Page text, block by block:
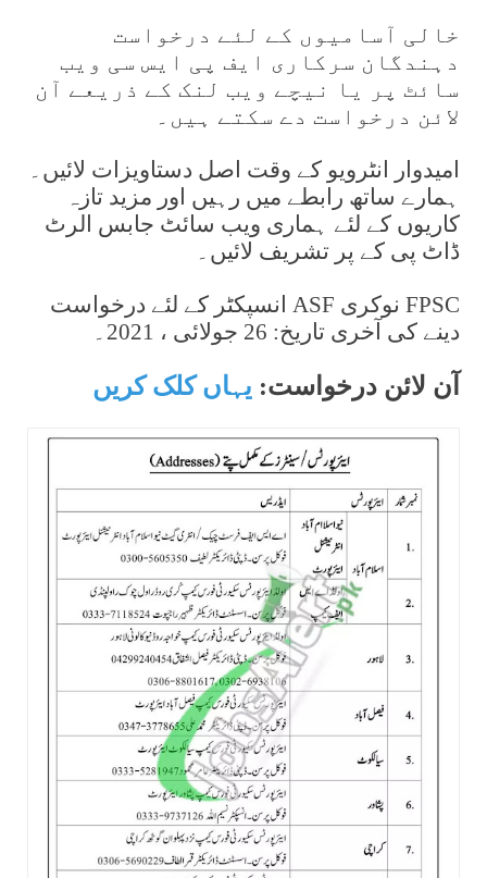
خالی آسامیوں کے لئے درخواست
دہندگان سرکاری ایف پی ایس سی ویب
سائٹ پر یا نیچے ویب لنک کے ذریعے آن
لائن درخواست دے سکتے ہیں۔
امیدوار انٹرویو کے وقت اصل دستاویزات لائیں۔
ہمارے ساتھ رابطے میں رہیں اور مزید تازہ
کاریوں کے لئے ہماری ویب سائٹ جابس الرٹ
ڈاٹ پی کے پر تشریف لائیں۔
FPSC نوکری ASF انسپکٹر کے لئے درخواست
دینے کی آخری تاریخ: 26 جولائی ، 2021۔
آن لائن درخواست: یہاں کلک کریں